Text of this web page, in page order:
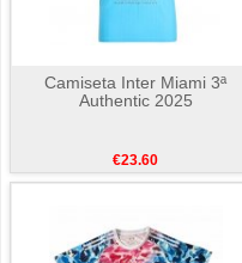
Camiseta Inter Miami 3ª
Authentic 2025
€23.60